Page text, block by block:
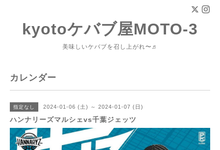
kyotoケバブ屋MOTO-3
美味しいケバブを召し上がれ〜♬
カレンダー
指定なし 2024-01-06 (土) ～ 2024-01-07 (日)
ハンナリーズマルシェvs千葉ジェッツ